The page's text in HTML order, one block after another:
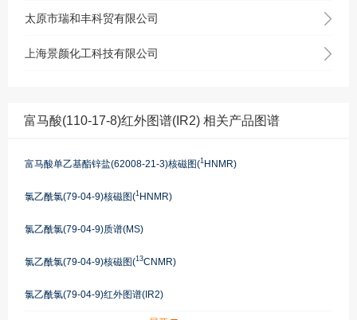
太原市瑞和丰科贸有限公司
上海景颜化工科技有限公司
富马酸(110-17-8)红外图谱(IR2) 相关产品图谱
富马酸单乙基酯锌盐(62008-21-3)核磁图(1HNMR)
氯乙酰氯(79-04-9)核磁图(1HNMR)
氯乙酰氯(79-04-9)质谱(MS)
氯乙酰氯(79-04-9)核磁图(13CNMR)
氯乙酰氯(79-04-9)红外图谱(IR2)